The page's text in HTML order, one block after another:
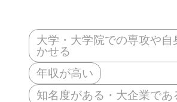
大学・大学院での専攻や自
かせる
年収が高い
知名度がある・大企業であ